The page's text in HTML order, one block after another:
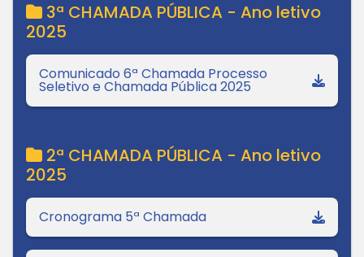
3ª CHAMADA PÚBLICA - Ano letivo
2025
Comunicado 6ª Chamada Processo
Seletivo e Chamada Pública 2025
2ª CHAMADA PÚBLICA - Ano letivo
2025
Cronograma 5ª Chamada